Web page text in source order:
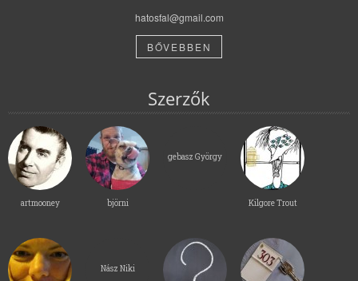
hatosfal@gmail.com
BŐVEBBEN
Szerzők
artmooney björni
gebasz György
Kilgore Trout
Nász Niki